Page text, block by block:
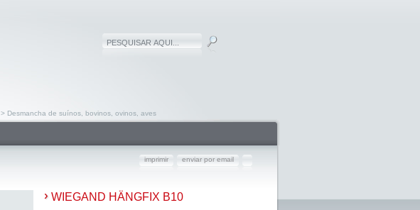
> Desmancha de suínos, bovinos, ovinos, aves
imprimir enviar por email
WIEGAND HÄNGFIX B10